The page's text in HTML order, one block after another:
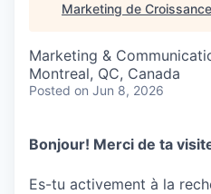
Marketing de Croissance
Marketing &
Montreal, QC, Canada
Posted on Jun 8, 2026
Bonjour! Merci de ta
Es-tu activement à la